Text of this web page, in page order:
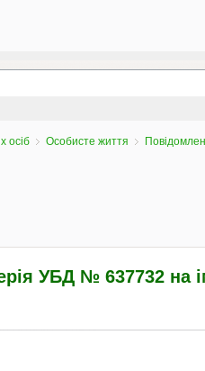
осіб Особисте життя
УБД № 637732 на